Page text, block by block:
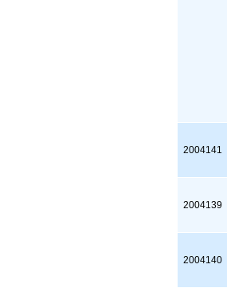
2004141
2004139
2004140